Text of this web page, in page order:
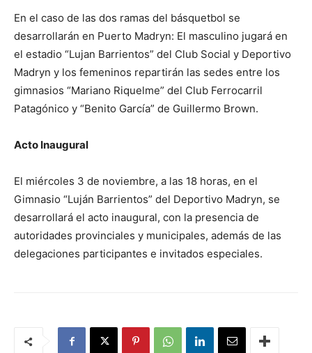
En el caso de las dos ramas del básquetbol se
desarrollarán en Puerto Madryn: El masculino jugará en
el estadio “Lujan Barrientos” del Club Social y Deportivo
Madryn y los femeninos repartirán las sedes entre los
gimnasios “Mariano Riquelme” del Club Ferrocarril
Patagónico y “Benito García” de Guillermo Brown.
Acto Inaugural
El miércoles 3 de noviembre, a las 18 horas, en el
Gimnasio “Luján Barrientos” del Deportivo Madryn, se
desarrollará el acto inaugural, con la presencia de
autoridades provinciales y municipales, además de las
delegaciones participantes e invitados especiales.